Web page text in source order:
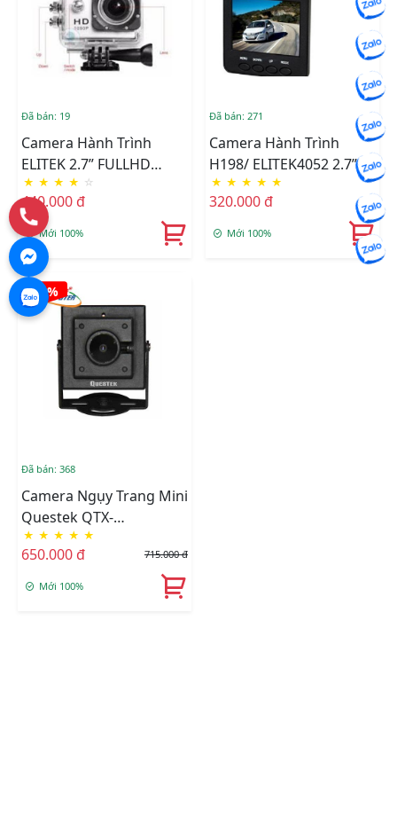
Đã bán: 19
Camera Hành Trình
ELITEK 2.7” FULLHD
1920x1028P – HỒNG
NGOẠI BAN ĐÊM
★ ★ ★ ★ ☆
440.000 đ
Mới 100%
Đã bán: 271
Camera Hành Trình
H198/ ELITEK4052 2.7”
FULLHD 1920x1028P –
HỒNG NGOẠI
★ ★ ★ ★ ★
320.000 đ
Mới 100%
-9%
Đã bán: 368
Camera Ngụy Trang Mini
Questek QTX-
510AHD Siêu Nét 1.3
Megapixel.
★ ★ ★ ★ ★
650.000 đ 715.000 đ
Mới 100%